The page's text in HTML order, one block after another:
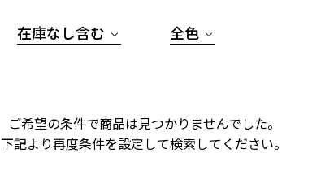
在庫なし含む 全色
ご希望の条件で商品は見つかりませんでした。
下記より再度条件を設定して検索してください。